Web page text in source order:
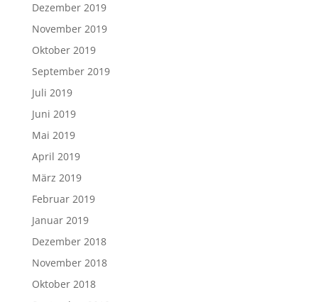
Dezember 2019
November 2019
Oktober 2019
September 2019
Juli 2019
Juni 2019
Mai 2019
April 2019
März 2019
Februar 2019
Januar 2019
Dezember 2018
November 2018
Oktober 2018